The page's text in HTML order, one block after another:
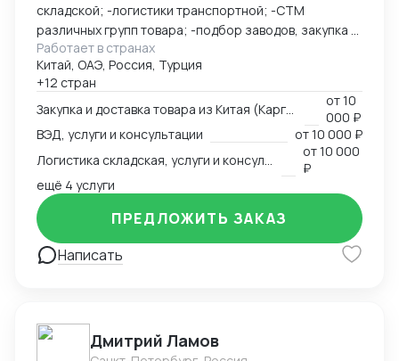
складской; -логистики транспортной; -СТМ
различных групп товара; -подбор заводов, закупка и
доставка товара из Китая (КАРГО и Белый ввоз)
Страны с которыми работаю по сей день: Европа,
США, ОАЭ, Турция, Китай, СНГ
Работает в странах
Китай, ОАЭ, Россия, Турция
+12 стран
от10
000 ₽
ВЭД, услуги и консультации
от10 000 ₽
от10 000
₽
ещё 4 услуги
Написать
ПРЕДЛОЖИТЬ ЗАКАЗ
Дмитрий Ламов